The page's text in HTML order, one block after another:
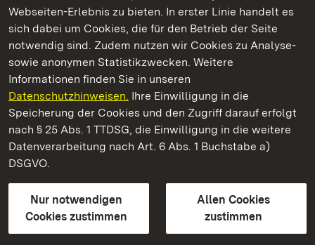
Webseiten-Erlebnis zu bieten. In erster Linie handelt es
sich dabei um Cookies, die für den Betrieb der Seite
notwendig sind. Zudem nutzen wir Cookies zu Analyse-
sowie anonymen Statistikzwecken. Weitere
Informationen finden Sie in unseren
Datenschutzhinweisen. Ihre Einwilligung in die
Speicherung der Cookies und den Zugriff darauf erfolgt
nach § 25 Abs. 1 TTDSG, die Einwilligung in die weitere
Datenverarbeitung nach Art. 6 Abs. 1 Buchstabe a)
DSGVO.
Nur notwendigen
Cookies zustimmen
Allen Cookies
zustimmen
Kommen. Staunen. Genießen.
Staatliche Schlösser und Gärten Baden‑Württemberg
Staatliche Schlösser und Gärten Baden-Württemberg
Kontakt
GebärdenspracheLeichte Sprache
Erklärung zur Barrierefreiheit
BITV-konform (geprüfte Seiten)